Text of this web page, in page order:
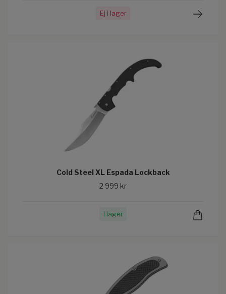
Ej i lager
Cold Steel XL Espada Lockback
2 999 kr
I lager